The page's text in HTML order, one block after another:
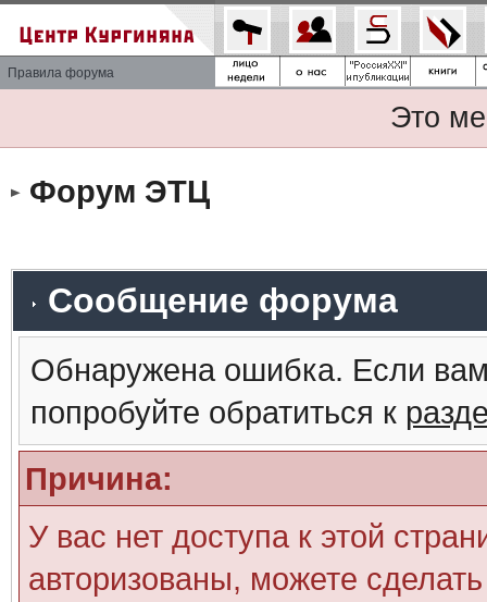
Правила форума
Это
Форум ЭТЦ
Сообщение форума
Обнаружена ошибка. Если
попробуйте обратиться к
Причина:
У вас нет доступа к этой
авторизованы, можете